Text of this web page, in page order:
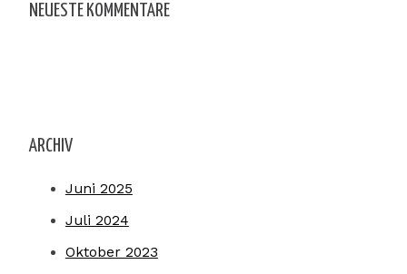
NEUESTE KOMMENTARE
ARCHIV
Juni 2025
Juli 2024
Oktober 2023